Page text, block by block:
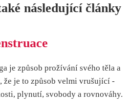
následující články
je způsob prožívání svého těla a
že je to způsob velmi vrušující -
plynutí, svobody a rovnováhy.